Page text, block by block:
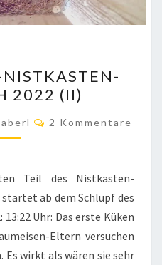
NISTKASTEN-
LOGBUCH
2022
(II)
2022 (II)
Kommentare
2 Kommentare
Teil des Nistkasten-
startet ab dem Schlupf des
Uhr: Das erste Küken
Eltern versuchen
wirkt als wären sie sehr